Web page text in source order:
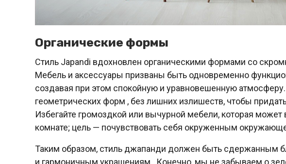
Органические формы
Стиль Japandi вдохновлен органическими формами со
Мебель и аксессуары призваны быть одновременно
создавая при этом спокойную и уравновешенную
геометрических форм , без лишних излишеств, чтобы
Избегайте громоздкой или вычурной мебели, которая
комнате; цель — почувствовать себя окруженным
Таким образом, стиль джапанди должен быть сдержанным